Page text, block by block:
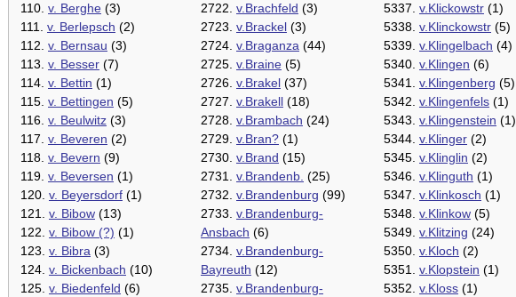
110. v. Berghe (3)
111. v. Berlepsch (2)
112. v. Bernsau (3)
113. v. Besser (7)
114. v. Bettin (1)
115. v. Bettingen (5)
116. v. Beulwitz (3)
117. v. Beveren (2)
118. v. Bevern (9)
119. v. Beversen (1)
120. v. Beyersdorf (1)
121. v. Bibow (13)
122. v. Bibow (?) (1)
123. v. Bibra (3)
124. v. Bickenbach (10)
125. v. Biedenfeld (6)
2722. v.Brachfeld (3)
2723. v.Brackel (3)
2724. v.Braganza (44)
2725. v.Braine (5)
2726. v.Brakel (37)
2727. v.Brakell (18)
2728. v.Brambach (24)
2729. v.Bran? (1)
2730. v.Brand (15)
2731. v.Brandenb. (25)
2732. v.Brandenburg (99)
2733. v.Brandenburg-
Ansbach (6)
2734. v.Brandenburg-
Bayreuth (12)
2735. v.Brandenburg-
5337. v.Klickowstr (1)
5338. v.Klinckowstr (5)
5339. v.Klingelbach (4)
5340. v.Klingen (6)
5341. v.Klingenberg (5)
5342. v.Klingenfels (1)
5343. v.Klingenstein (1)
5344. v.Klinger (2)
5345. v.Klinglin (2)
5346. v.Klinguth (1)
5347. v.Klinkosch (1)
5348. v.Klinkow (5)
5349. v.Klitzing (24)
5350. v.Kloch (2)
5351. v.Klopstein (1)
5352. v.Kloss (1)